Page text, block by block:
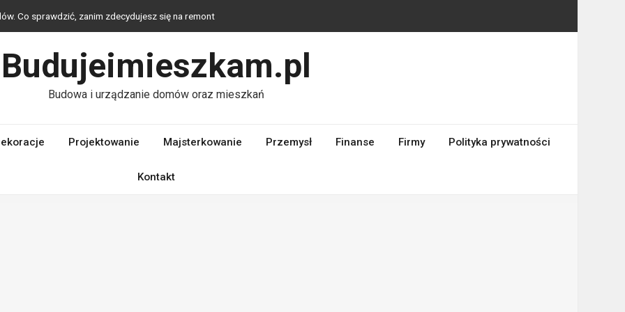
Co sprawdzić, zanim zdecydujesz się na remont
wybrać, by stworzyć eleganckie i spójne wnętrze?
ze stali?
do rodzaju okna: PVC, drewno czy aluminium?
Budujeimieszkam.pl
Budowa i urządzanie domów oraz mieszkań
Projektowanie Majsterkowanie Przemysł Finanse Firmy Polityka prywatności
Kontakt